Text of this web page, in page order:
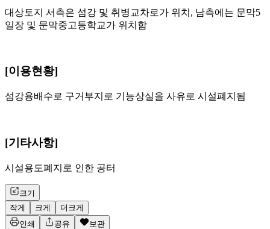
대상토지 서측은 섬강 및 취병교차로가 위치, 남측에는 문막5
일장 및 문막중고등학교가 위치함
[이용현황]
섬강용배수로 구거부지로 기능상실을 사유로 시설폐지됨
[기타사항]
시설용도폐지로 인한 공터
크기
작게
크게
더크게
인쇄
공유 보관